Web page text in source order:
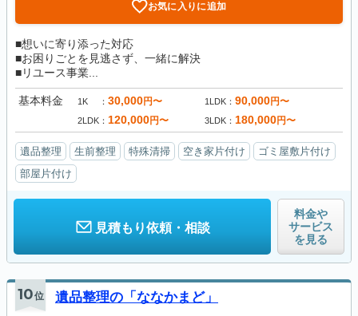
お気に入りに追加
■想いに寄り添った対応
■お困りごとを見逃さず、一緒に解決
■リユース事業...
基本料金 1K 30,000円〜 1LDK 90,000円〜
2LDK 120,000円〜 3LDK 180,000円〜
遺品整理 生前整理 特殊清掃 空き家片付け
ゴミ屋敷片付け
部屋片付け
見積もり依頼・相談
料金や
サービス
を見る
10位 遺品整理の「ななかまど」